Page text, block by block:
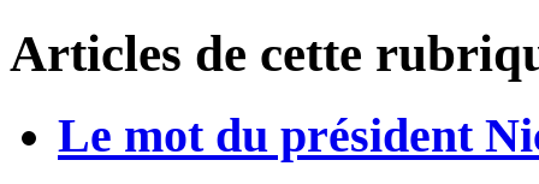
Articles de cette
Le mot du président